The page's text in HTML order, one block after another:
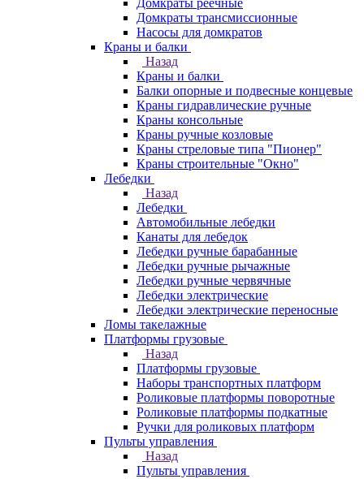
Домкраты реечные
Домкраты трансмиссионные
Насосы для домкратов
Краны и балки
Назад
Краны и балки
Балки опорные и подвесные концевые
Краны гидравлические ручные
Краны консольные
Краны ручные козловые
Краны стреловые типа "Пионер"
Краны строительные "Окно"
Лебедки
Назад
Лебедки
Автомобильные лебедки
Канаты для лебедок
Лебедки ручные барабанные
Лебедки ручные рычажные
Лебедки ручные червячные
Лебедки электрические
Лебедки электрические переносные
Ломы такелажные
Платформы грузовые
Назад
Платформы грузовые
Наборы транспортных платформ
Роликовые платформы поворотные
Роликовые платформы подкатные
Ручки для роликовых платформ
Пульты управления
Назад
Пульты управления